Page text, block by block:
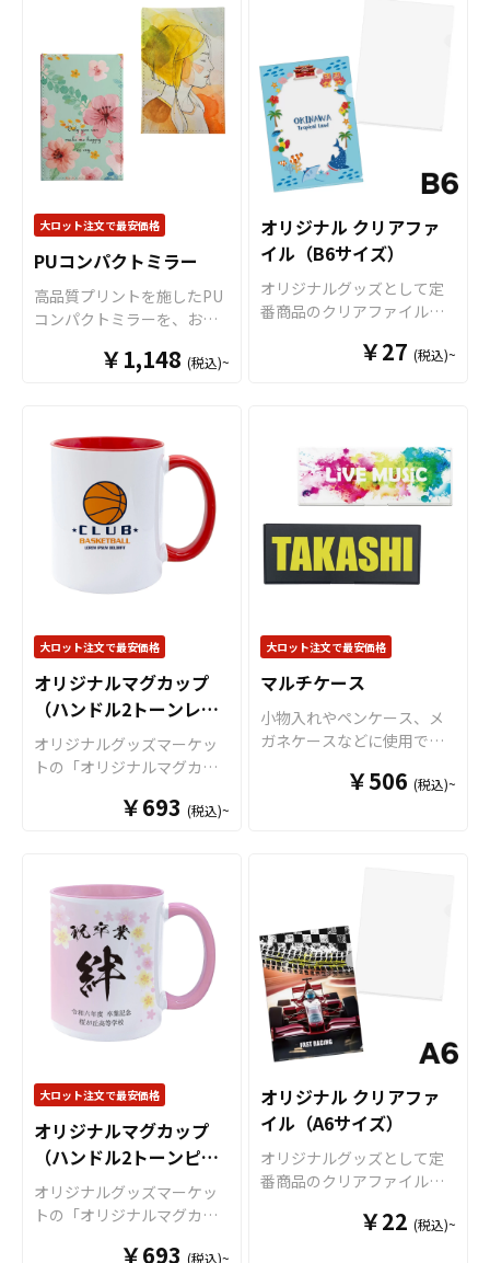
の業者様もお気軽にご相談
示大370号に適合しておりま
すので、一般的な食器とし
て安心してご使用いただけ
ます。もちろん電子レンジ
も問題なくご使用いただけ
ます。長期に渡り安心して
す。 さらに、すべて国内工
場での印刷ですので安心の
クオリティで、自信を持っ
てお届けできる商品です。
取扱いバリエーションは、
定番のホワイトカラーです
とＳ・Ｍ・Ｌと3種類のサイ
ーとなっているツートンマ
グカップなど様々なマグカ
ップの作成が可能です。 お
客様のアイディアやニーズ
に合わせたオリジナルマグ
カップを製作いたします。
ご相談ください。 お客様は
だけでオリジナル商品とし
て販売していただくことが
可能です。 ご使用上の注意
粉などの硬いものでこすり
接触させますと、色落ち、
変色する恐れがあります。
・直射日光の当たる場所に
長時間置きますと変色する
恐れがあります。 ・漂白剤
に長時間つけておきますと
変色、色落ちする恐れがあ
入れますとマグカップの側
面が変色する恐れがありま
す。
分までフルカラー印刷が可
能なので、お客様がお持ち
のデザインの世界観を存分
に表現することができま
す。裏面には滑り止め加工
を施し安全面にも配慮。ま
た、水に濡れても大丈夫で
すので丸洗いも可能で、い
けます。お客様にはデザイ
ンをご用意いただくだけで
オリジナルの商品として販
売することができます。 短
納期・小ロットでの対応も
りましたらお気軽にご相談
推しのキャラクターやアー
ティストと一緒に、ドリン
クやスイーツをおしゃれに
撮影できます。 アクリルス
タンドコースターなら販売
グッズとしてはもちろん、
販促品・ノベルティ、店舗
ディスプレイや什器として
の活用にもおすすめです。
販売に必要な資材も取り揃
えておりますので、お客様
にはデザインをご入稿いた
として販売していただくこ
大ロット注文で最安価格
PUコンパクトミラー
高品質プリントを施したPU
コンパクトミラーを、お客
デザインにて製作いたしま
ドミラーです。販売に必要
な資材も取り揃えておりま
すので、お客様にはデザイ
ンをご入稿いただくだけで
オリジナル商品として販売
していただくことができま
す。 短納期・小ロットでの
対応も可能ですのでご不明
ご相談ください。
￥1,148 (税込)~
オリジナル クリアファ
イル（B6サイズ）
オリジナルグッズとして定
番商品のクリアファイル。
トのクリアファイルは厚み
質のオフセット印刷で、写
真やイラストも鮮やかな発
色で仕上がります。超音波
圧着なので溶着部分にも印
刷でき、溶着部分も含めた
全面印刷が可能です。イラ
ストやロゴを大きく印刷し
ルすることが出来ます。 オ
リジナル クリアファイルは
様々なシーンで活躍しま
報やメイン商材を印刷する
ことで、優秀な販促ツール
となります。キャラクター
グッズやノベルティ、企
に必要な資材も取り揃えて
おりますので、お客様には
デザインをご入稿いただく
だけでオリジナル商品とし
て販売していただくことが
できます。国内生産で小ロ
ットからの制作も承ってお
りますので、お気軽にご相
談ください。
￥27 (税込)~
大ロット注文で最安価格
オリジナルマグカップ
（ハンドル2トーンレッ
ド）
オリジナルグッズマーケッ
トの「オリジナルマグカッ
プ）」は、 デザインの色と
トーンカラーのマグカップ
です。オリジナルグッズと
して、コンサートグッズ、
アーティストグッズ、キャ
ラクターグッズ、ノベルテ
ィー、お土産品など色々な
場面で活躍します。 特に
オリジナルグッズマーケッ
ンで上下いっぱいにプリン
トが可能な「ワイドプリン
ト」に対応可能ですので、
キャラクターを大きくプリ
ントするアニメグッズや、
人物写真などを使用した物
販用グッズにも最適です。
オリジナルグッズマーケッ
￥693 (税込)~
大ロット注文で最安価格
マルチケース
小物入れやペンケース、メ
ガネケースなどに使用でき
お客様がお持ちのオリジナ
ジナル商品として販売して
いただくことができます。
短納期・小ロットでの対応
も可能ですのでご不明点が
ありましたらお気軽にご相
談ください。
￥506 (税込)~
大ロット注文で最安価格
オリジナルマグカップ
（ハンドル2トーンピン
ク）
オリジナルグッズマーケッ
トの「オリジナルマグカッ
￥693 (税込)~
オリジナル クリアファ
イル（A6サイズ）
オリジナルグッズとして定
番商品のクリアファイル。
トのクリアファイルは厚み
￥22 (税込)~